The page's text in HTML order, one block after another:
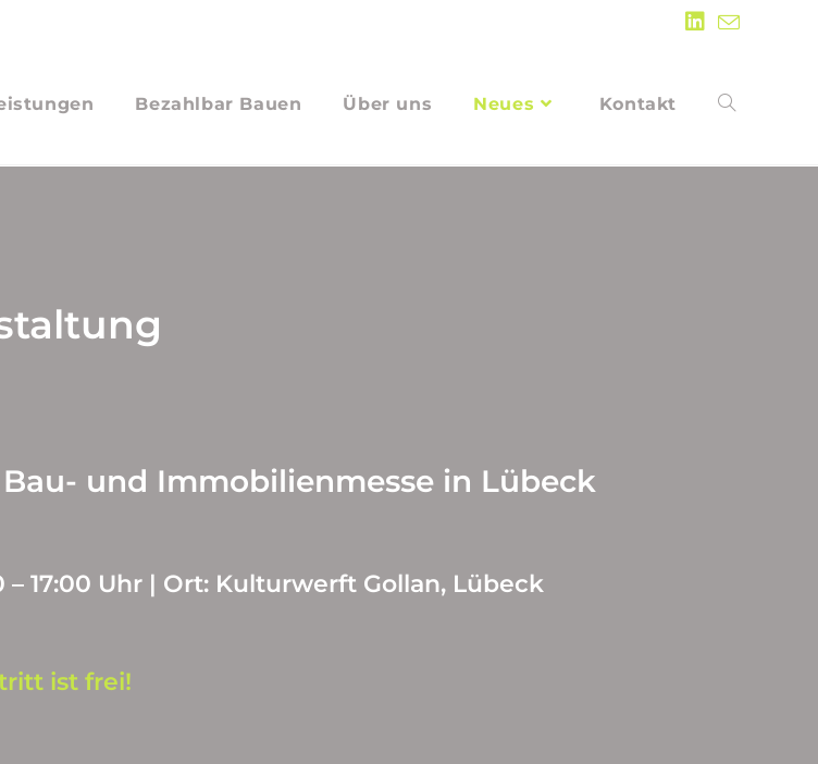
Bezahlbar Bauen Über uns Neues Kontakt
und Immobilienmesse in Lübeck
– 17:00 Uhr | Ort: Kulturwerft Gollan, Lübeck
ist frei!